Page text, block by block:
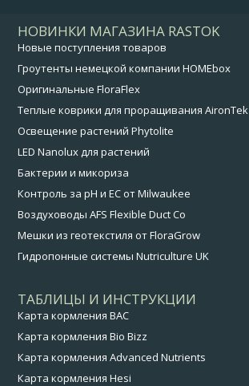
НОВИНКИ МАГАЗИНА RASTOK
Новые поступления товаров
Гроутенты немецкой компании HOMEbox
Оригинальные FloraFlex
Теплые коврики для проращивания AironTek
Освещение растений Phytolite
LED Nanolux для растений
Бактерии и микориза
Контроль за pH и EC от Milwaukee
Воздуховоды AFS Flexible Duct Co
Мешки из геотекстиля от FloraGrow
Гидропонные системы Nutriculture UK
ТАБЛИЦЫ И ИНСТРУКЦИИ
Карта кормления BAC
Карта кормления Bio Bizz
Карта кормления Advanced Nutrients
Карта кормления Hesi